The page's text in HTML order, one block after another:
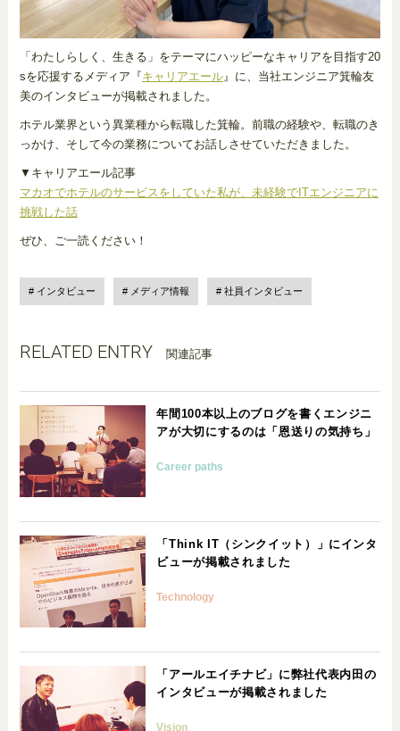
「わたしらしく、生きる」をテーマにハッピーなキャリアを目指す20
sを応援するメディア『キャリアエール』に、当社エンジニア箕輪友
美のインタビューが掲載されました。
ホテル業界という異業種から転職した箕輪。前職の経験や、転職のき
っかけ、そして今の業務についてお話しさせていただきました。
▼キャリアエール記事
マカオでホテルのサービスをしていた私が、未経験でITエンジニアに
挑戦した話
ぜひ、ご一読ください！
インタビュー メディア情報 社員インタビュー
RELATED ENTRY 関連記事
年間100本以上のブログを書くエンジニ
アが大切にするのは「恩送りの気持ち」
Career paths
「Think IT（シンクイット）」にインタ
ビューが掲載されました
Technology
「アールエイチナビ」に弊社代表内田の
インタビューが掲載されました
Vision